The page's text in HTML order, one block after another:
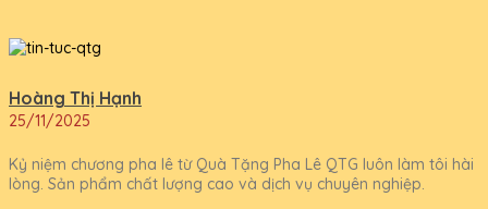
Hoàng Thị Hạnh
25/11/2025
Kỷ niệm chương pha lê từ Quà Tặng Pha Lê QTG luôn làm tôi hài
lòng. Sản phẩm chất lượng cao và dịch vụ chuyên nghiệp.